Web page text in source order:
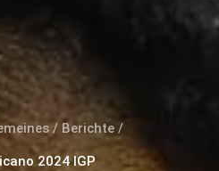
/ Berichte /
2024 IGP